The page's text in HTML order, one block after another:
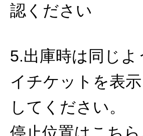
認ください
5.出庫時は同じ
イチケットを表
してください。